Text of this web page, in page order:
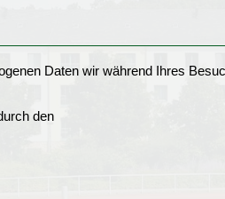
Daten wir während Ihres
den